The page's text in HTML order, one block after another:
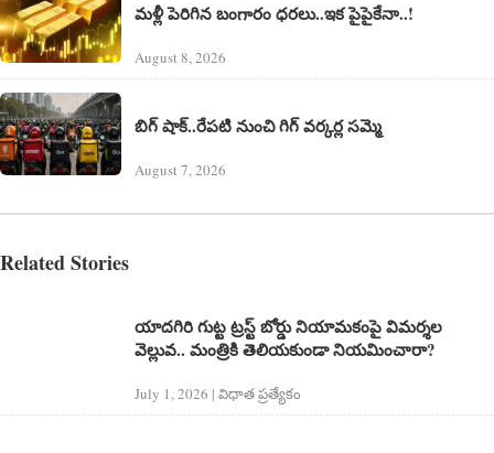
మళ్లీ పెరిగిన బంగారం ధరలు..ఇక పైపైకేనా..!
August 8, 2026
బిగ్ షాక్..రేపటి నుంచి గిగ్ వర్కర్ల సమ్మె
August 7, 2026
Related Stories
యాదగిరి గుట్ట ట్రస్ట్‌ బోర్డు నియామకంపై విమర్శల
వెల్లువ.. మంత్రికి తెలియకుండా నియమించారా?
July 1, 2026 | విధాత ప్రత్యేకం